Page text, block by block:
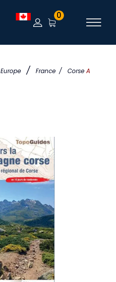
Europe / France / Corse A
0